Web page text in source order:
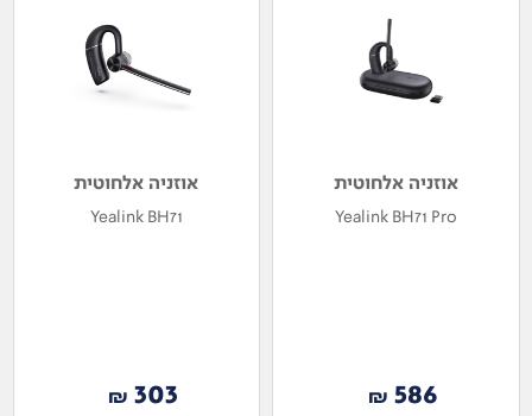
אוזניה אלחוטית
Yealink BH71 Pro
586
₪
אוזניה אלחוטית
Yealink BH71
303
₪